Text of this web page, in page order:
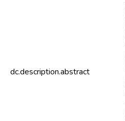
dc.description.abstract